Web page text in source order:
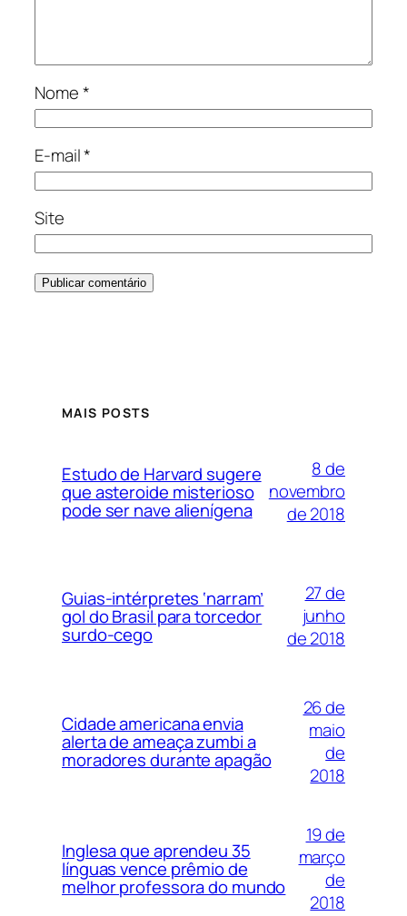
Nome*
E-mail*
Site
MAIS POSTS
Estudo de Harvard sugere
que asteroide misterioso
pode ser nave alienígena
8 de
novembro
de 2018
Guias-intérpretes ‘narram’
gol do Brasil para torcedor
surdo-cego
27 de
junho
de 2018
Cidade americana envia
alerta de ameaça zumbi a
moradores durante apagão
26 de
maio
de
2018
Inglesa que aprendeu 35
línguas vence prêmio de
melhor professora do mundo
19 de
março
de
2018